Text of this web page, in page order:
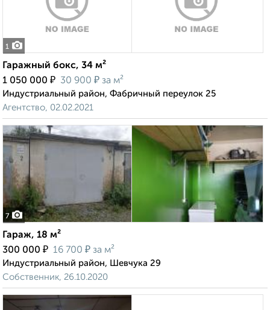
1
Гаражный бокс, 34 м²
1 050 000 ₽ 30 900 ₽ за м²
Индустриальный район, Фабричный переулок 25
Агентство, 02.02.2021
7
Гараж, 18 м²
300 000 ₽ 16 700 ₽ за м²
Индустриальный район, Шевчука 29
Собственник, 26.10.2020